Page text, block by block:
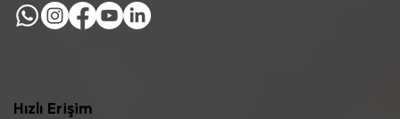
Hızlı Erişim